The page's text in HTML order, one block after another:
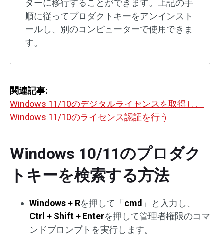
ターに移行することができます。上記の手
順に従ってプロダクトキーをアンインスト
ールし、別のコンピューターで使用できま
す。
関連記事:
Windows 11/10のデジタルライセンスを取得し、
Windows 11/10のライセンス認証を行う
Windows 10/11のプロダク
トキーを検索する方法
Windows + Rを押して「cmd 」と入力し、
Ctrl + Shift + Enterを押して管理者権限のコマ
ンドプロンプトを実行します。